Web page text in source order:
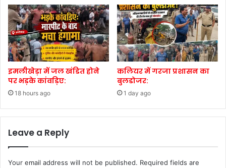
इमलीखेड़ा में जल खंडित होने
पर भड़के कांवड़िए:
18 hours ago
कलियर में गरजा प्रशासन का
बुलडोजर:
1 day ago
Leave a Reply
Your email address will not be published. Required fields are